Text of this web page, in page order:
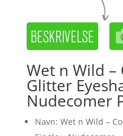
Wet n Wild –
Glitter
Nudecomer
Navn: Wet n Wild –